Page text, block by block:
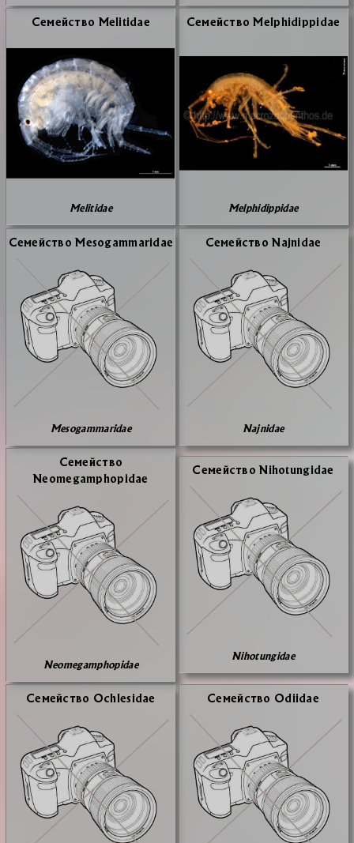
Се­мей­ство Melitidae
Melitidae
Се­мей­ство Melphidippidae
Melphidippidae
Се­мей­ство Mesogammaridae
Mesogammaridae
Се­мей­ство Najnidae
Najnidae
Се­мей­ство
Neomegamphopidae
Neomegamphopidae
Се­мей­ство Nihotungidae
Nihotungidae
Се­мей­ство Ochlesidae Се­мей­ство Odiidae